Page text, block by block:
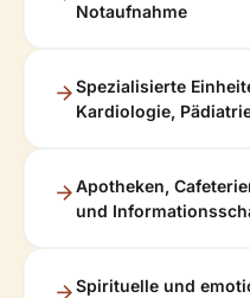
Notaufnahme
Spezialisierte
Kardiologie,
Apotheken,
und
Spirituelle und